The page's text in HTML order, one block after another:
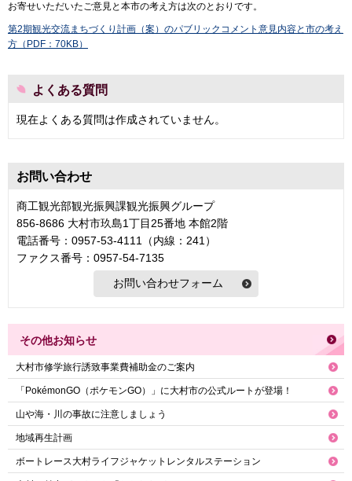
お寄せいただいたご意見と本市の考え方は次のとおりです。
第2期観光交流まちづくり計画（案）のパブリックコメント意見内容と市の考え
方（PDF：70KB）
よくある質問
現在よくある質問は作成されていません。
お問い合わせ
商工観光部観光振興課観光振興グループ
856-8686 大村市玖島1丁目25番地 本館2階
電話番号：0957-53-4111（内線：241）
ファクス番号：0957-54-7135
その他お知らせ
大村市修学旅行誘致事業費補助金のご案内
「PokémonGO（ポケモンGO）」に大村市の公式ルートが登場！
山や海・川の事故に注意しましょう
地域再生計画
ボートレース大村ライフジャケットレンタルステーション